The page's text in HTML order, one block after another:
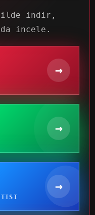
indir,
incele.
→
→
→